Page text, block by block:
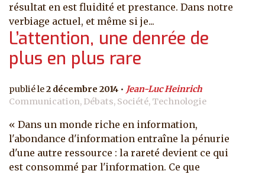
résultat en est fluidité et prestance. Dans notre
verbiage actuel, et même si je...
L’attention, une denrée de
plus en plus rare
2 décembre 2014
Jean-Luc Heinrich
Communication, Débats, Société, Technologie
« Dans un monde riche en information,
l'abondance d'information entraîne la pénurie
d'une autre ressource : la rareté devient ce qui
est consommé par l'information. Ce que